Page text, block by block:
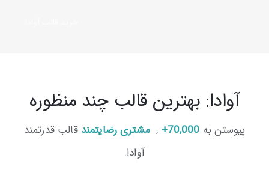
آوادا: بهترین قالب چند منظوره
پیوستن به 70,000+
,مشتری رضایتمندقالب قدرتمند
آوادا.